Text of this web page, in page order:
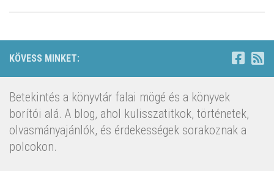
KÖVESS MINKET:
Betekintés a könyvtár falai mögé és a könyvek
borítói alá. A blog, ahol kulisszatitkok, történetek,
olvasmányajánlók, és érdekességek sorakoznak a
polcokon.